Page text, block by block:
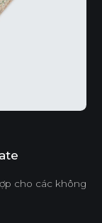
cho các không